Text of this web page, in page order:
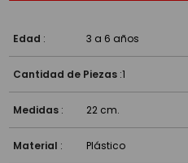
¿Para qué edad es?
Edad : 3 a 6 años
Cantidad de Piezas :1
Medidas : 22 cm.
Material : Plástico